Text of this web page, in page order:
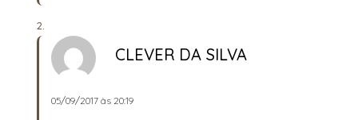
CLEVER DA SILVA
05/09/2017 às 20:19